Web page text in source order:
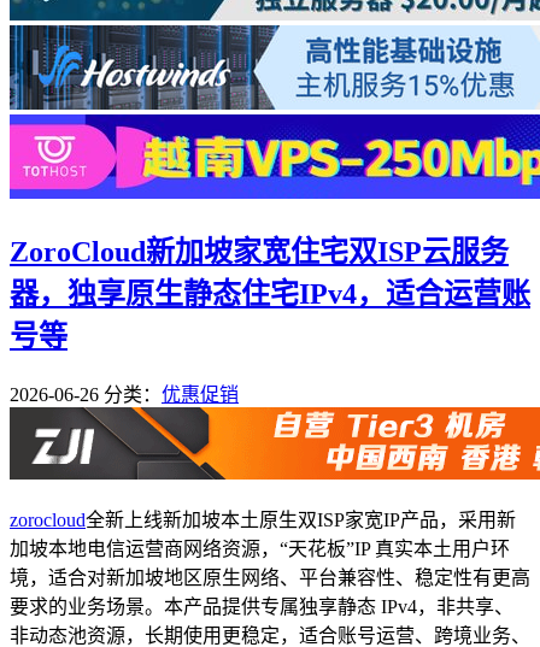
ZoroCloud新加坡家宽住宅双ISP云服务
器，独享原生静态住宅IPv4，适合运营账
号等
2026-06-26 分类： 优惠促销
zorocloud全新上线新加坡本土原生双ISP家宽IP产品，采用新
加坡本地电信运营商网络资源，“天花板”IP 真实本土用户环
境，适合对新加坡地区原生网络、平台兼容性、稳定性有更高
要求的业务场景。本产品提供专属独享静态 IPv4，非共享、
非动态池资源，长期使用更稳定，适合账号运营、跨境业务、